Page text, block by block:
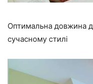
Оптимальна довжина
сучасному стилі